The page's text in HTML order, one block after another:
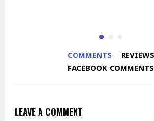
COMMENTS
REVIEWS
FACEBOOK COMMENTS
LEAVE A COMMENT